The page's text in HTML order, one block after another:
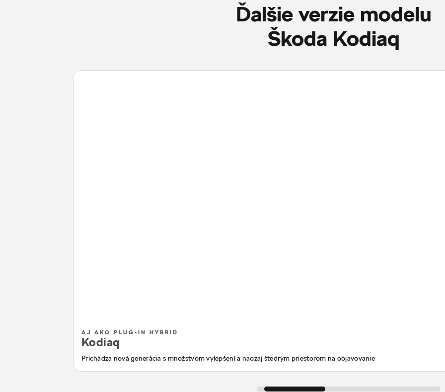
Ďalšie verzie modelu
Škoda Kodiaq
AJ AKO PLUG-IN HYBRID
Kodiaq
Prichádza nová generácia s množstvom vylepšení a naozaj štedrým priestorom na objavovanie